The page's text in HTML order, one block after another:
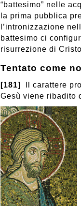
“battesimo” nelle
la prima pubblica
l’intronizzazione
battesimo ci
risurrezione di
Tentato come
[181]
Il carattere
Gesù viene ribadito